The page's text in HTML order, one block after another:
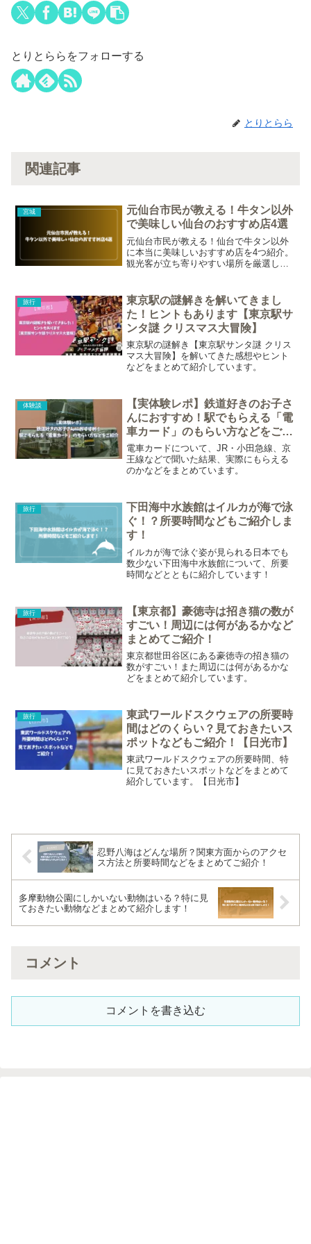
とりとららをフォローする
とりとらら
関連記事
宮城
元仙台市民が教える！牛タン以外
で美味しい仙台のおすすめ店4選
元仙台市民が教える！仙台で牛タン以外
に本当に美味しいおすすめ店を4つ紹介。
観光客が立ち寄りやすい場所を厳選し、
旅行
東京駅の謎解きを解いてきまし
た！ヒントもあります【東京駅サ
ンタ謎 クリスマス大冒険】
東京駅の謎解き【東京駅サンタ謎 クリス
マス大冒険】を解いてきた感想やヒント
などをまとめて紹介しています。
体験談
【実体験レポ】鉄道好きのお子さ
んにおすすめ！駅でもらえる「電
車カード」のもらい方などをご紹
介
電車カードについて、JR・小田急線、京
王線などで聞いた結果、実際にもらえる
のかなどをまとめています。
旅行
下田海中水族館はイルカが海で泳
ぐ！？所要時間などもご紹介しま
す！
イルカが海で泳ぐ姿が見られる日本でも
数少ない下田海中水族館について、所要
時間などとともに紹介しています！
旅行
【東京都】豪徳寺は招き猫の数が
すごい！周辺には何があるかなど
まとめてご紹介！
東京都世田谷区にある豪徳寺の招き猫の
数がすごい！また周辺には何があるかな
どをまとめて紹介しています。
旅行
東武ワールドスクウェアの所要時
間はどのくらい？見ておきたいス
ポットなどもご紹介！【日光市】
東武ワールドスクウェアの所要時間、特
に見ておきたいスポットなどをまとめて
紹介しています。【日光市】
忍野八海はどんな場所？関東方面からのアクセ
ス方法と所要時間などをまとめてご紹介！
多摩動物公園にしかいない動物はいる？特に見
ておきたい動物などまとめて紹介します！
コメント
コメントを書き込む